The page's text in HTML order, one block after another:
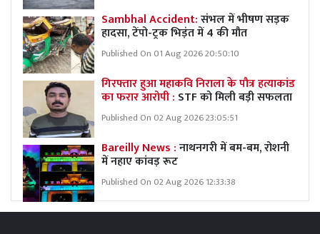
Sambhal Accident:संभल में भीषण सड़क
हादसा, टेंपो-ट्रक भिड़ंत में 4 की मौत
Published On 01 Aug 2026 20:50:10
गिरफ्तार हुआ महाकवि निराला के पौत्र हत्याकांड
का फरार आरोपी : STF को मिली बड़ी सफलता
Published On 02 Aug 2026 23:05:51
Bareilly News :नाथनगरी में बम-बम, रोशनी
में नहाए कांवड़ रूट
Published On 02 Aug 2026 12:33:38